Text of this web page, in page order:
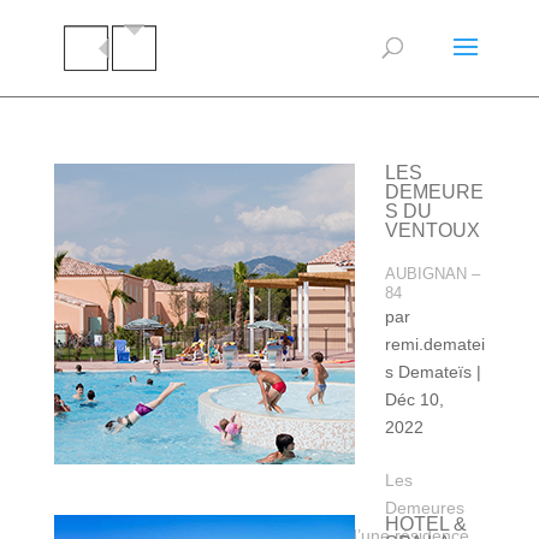
LES
DEMEURE
S DU
VENTOUX
AUBIGNAN –
84
par
remi.dematei
s Demateïs|
Déc 10,
2022
Les
Demeures
HOTEL &